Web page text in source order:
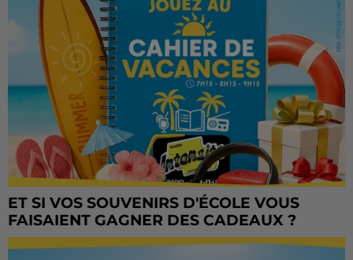
ET SI VOS SOUVENIRS D'ÉCOLE VOUS
FAISAIENT GAGNER DES CADEAUX ?